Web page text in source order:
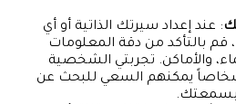
: عند إعداد سيرتك الذاتية أو أي
قم بالتأكد من دقة المعلومات
والأماكن. تجربتي الشخصية
يمكنهم السعي للبحث عن
بسمعتك.